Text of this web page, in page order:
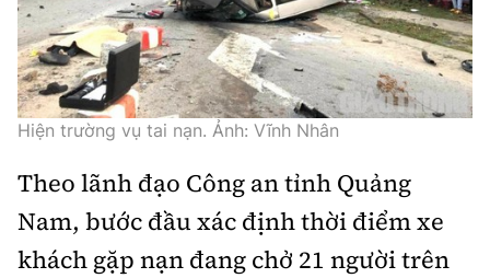
Nhà thầu
Mời thầu - Đấu thầu
Thi viết về GTVT
Gương sáng giao thông
Âm nhạc
Hậu trường sao
360 độ thể thao
Sản phẩm mới
Tư vấn
Thế giới
Thời sự Quốc tế
Hồ sơ tài liệu
Thế giới giao thông
Thế giới xây dựng
Đi ++
Du lịch
Khám phá
Lối sống
Video
Thời sự
Khám phá
Hiện trường vụ tai nạn. Ảnh: Vĩnh Nhân
Theo lãnh đạo Công an tỉnh Quảng
Nam, bước đầu xác định thời điểm xe
khách gặp nạn đang chở 21 người trên